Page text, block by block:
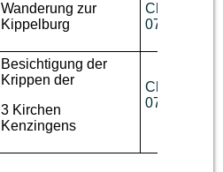
Wanderung zur
Kippelburg
Ch. Benzin,
07644 /
Besichtigung der
Krippen der
3 Kirchen
Kenzingens
Ch. Benzin,
07644 /